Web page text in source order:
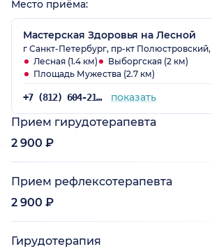
Место приёма:
Мастерская Здоровья на Лесной
г Санкт-Петербург, пр-кт
Лесная (1.4 км)
Выборгская (2 км)
Площадь Мужества (2.7 км)
+7 (812) 604-21-75 показать
Прием гирудотерапевта
2 900 ₽
Прием рефлексотерапевта
2 900 ₽
Гирудотерапия